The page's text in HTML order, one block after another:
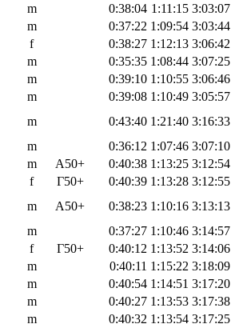
m 0:38:04 1:11:15 3:03:07
m 0:37:22 1:09:54 3:03:44
f 0:38:27 1:12:13 3:06:42
m 0:35:35 1:08:44 3:07:25
m 0:39:10 1:10:55 3:06:46
m 0:39:08 1:10:49 3:05:57
m 0:43:40 1:21:40 3:16:33
m 0:36:12 1:07:46 3:07:10
m Α50+ 0:40:38 1:13:25 3:12:54
f Γ50+ 0:40:39 1:13:28 3:12:55
m Α50+ 0:38:23 1:10:16 3:13:13
m 0:37:27 1:10:46 3:14:57
f Γ50+ 0:40:12 1:13:52 3:14:06
m 0:40:11 1:15:22 3:18:09
m 0:40:54 1:14:51 3:17:20
m 0:40:27 1:13:53 3:17:38
m 0:40:32 1:13:54 3:17:25